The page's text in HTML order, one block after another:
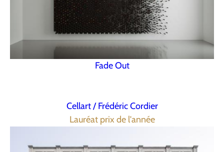
Fade Out
Cellart / Frédéric Cordier
Lauréat prix de l'année